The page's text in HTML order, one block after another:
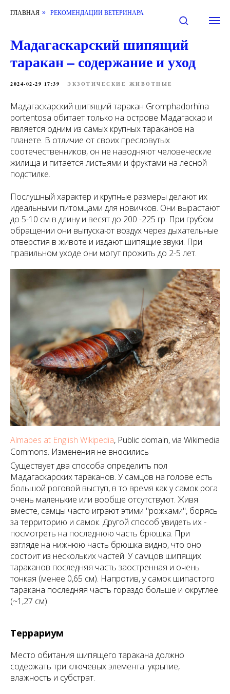
ГЛАВНАЯ » РЕКОМЕНДАЦИИ ВЕТЕРИНАРА
Мадагаскарский шипящий
таракан – содержание и уход
2024-02-29 17:39 ЭКЗОТИЧЕСКИЕ ЖИВОТНЫЕ
Мадагаскарский шипящий таракан Gromphadorhina
portentosa обитает только на острове Мадагаскар и
является одним из самых крупных тараканов на
планете. В отличие от своих пресловутых
соотечественников, он не наводняют человеческие
жилища и питается листьями и фруктами на лесной
подстилке.
Послушный характер и крупные размеры делают их
идеальными питомцами для новичков. Они вырастают
до 5-10 см в длину и весят до 200 -225 гр. При грубом
обращении они выпускают воздух через дыхательные
отверстия в животе и издают шипящие звуки. При
правильном уходе они могут прожить до 2-5 лет.
Almabes at English Wikipedia, Public domain, via Wikimedia
Commons. Изменения не вносились
Существует два способа определить пол
Мадагаскарских тараканов. У самцов на голове есть
большой роговой выступ, в то время как у самок рога
очень маленькие или вообще отсутствуют. Живя
вместе, самцы часто играют этими "рожками", борясь
за территорию и самок. Другой способ увидеть их -
посмотреть на последнюю часть брюшка. При
взгляде на нижнюю часть брюшка видно, что оно
состоит из нескольких частей. У самцов шипящих
тараканов последняя часть заостренная и очень
тонкая (менее 0,65 см). Напротив, у самок шипастого
таракана последняя часть гораздо больше и округлее
(~1,27 см).
Террариум
Место обитания шипящего таракана должно
содержать три ключевых элемента: укрытие,
влажность и субстрат.